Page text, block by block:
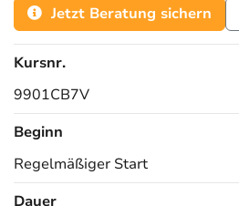
Jetzt Beratung sichern
Kursnr.
9901CB7V
Beginn
Regelmäßiger Start
Dauer